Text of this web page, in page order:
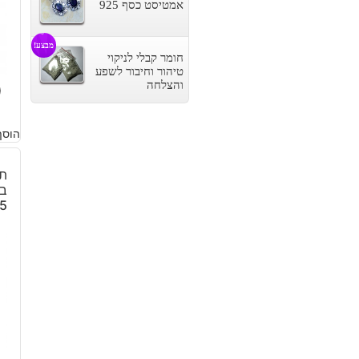
אמטיסט כסף 925
חומר קבלי לניקוי
טיהור וחיבור לשפע
והצלחה
מבצע!